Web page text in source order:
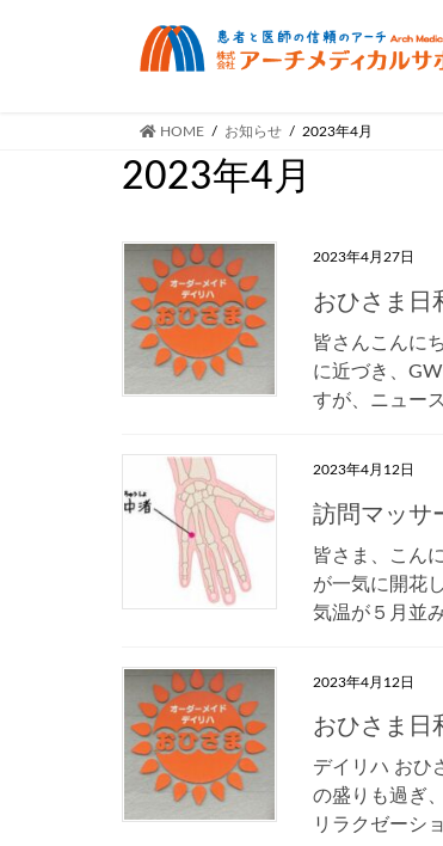
HOME お知らせ 2023年4月
2023年4月
2023年4月27日
おひさま日
皆さんこんに
に近づき、
すが、ニュー
2023年4月12日
訪問マッサ
皆さま、こん
が一気に開花
気温が５月並
2023年4月12日
おひさま日
デイリハ お
の盛りも過ぎ
リラクゼーシ